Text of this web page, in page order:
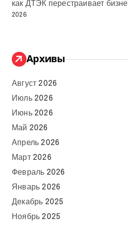
как ДТЭК перестраивает
2026
Архивы
Август 2026
Июль 2026
Июнь 2026
Май 2026
Апрель 2026
Март 2026
Февраль 2026
Январь 2026
Декабрь 2025
Ноябрь 2025